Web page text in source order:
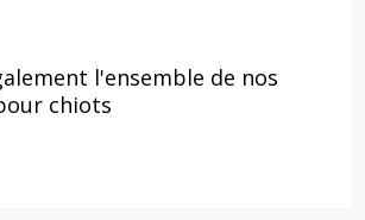
l'ensemble de nos
chiots